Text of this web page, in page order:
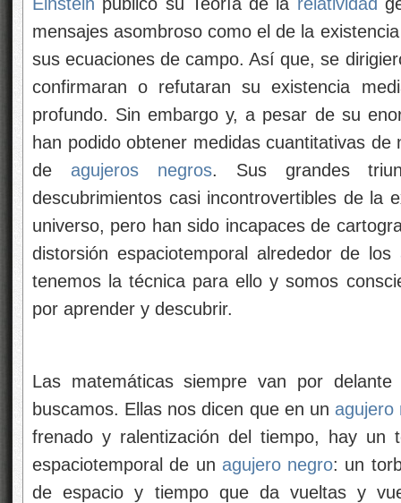
mensajes asombroso como el de la
sus ecuaciones de campo. Así que, se
confirmaran o refutaran su existencia
profundo. Sin embargo y, a pesar de su
han podido obtener medidas cuantitativas
de agujeros negros. Sus grandes
descubrimientos casi incontrovertibles de la
universo, pero han sido incapaces de
distorsión espaciotemporal alrededor de los
tenemos la técnica para ello y somos
por aprender y descubrir.
Las matemáticas siempre van por
buscamos. Ellas nos dicen que en un agujero
frenado y ralentización del tiempo, hay un
espaciotemporal de un agujero negro: un
de espacio y tiempo que da vueltas y